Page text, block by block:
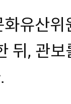
유산
뒤, 관